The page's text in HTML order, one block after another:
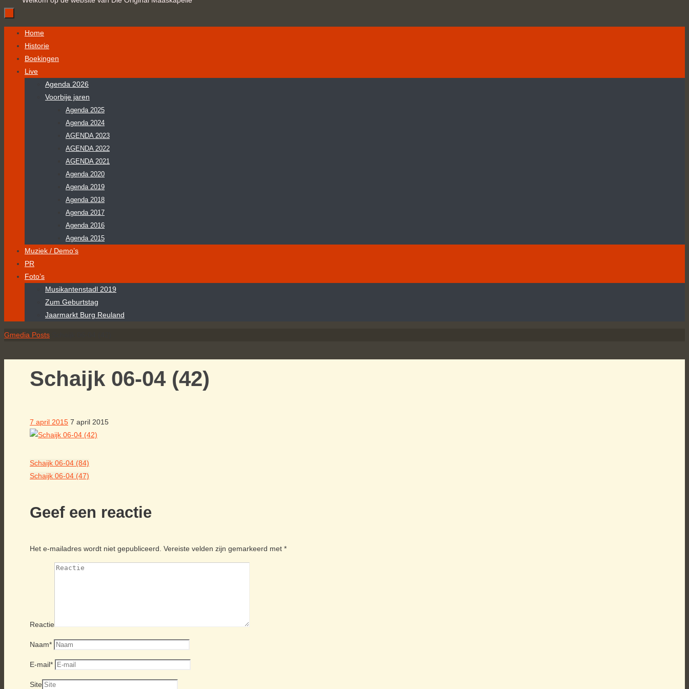
naar
inhoud
Home
Historie
Boekingen
Live
Agenda 2026
Voorbije jaren
Agenda 2025
Agenda 2024
AGENDA 2023
AGENDA 2022
AGENDA 2021
Agenda 2020
Agenda 2019
Agenda 2018
Agenda 2017
Agenda 2016
Agenda 2015
Muziek / Demo’s
PR
Foto’s
Musikantenstadl 2019
Zum Geburtstag
Jaarmarkt Burg Reuland
Home
Gmedia Posts
Schaijk 06-04 (42)
7 april 2015 7 april 2015
Schaijk 06-04 (84)
Schaijk 06-04 (47)
Geef een reactie
Het e-mailadres wordt niet gepubliceerd. Vereiste velden zijn gemarkeerd met *
Reactie
Naam*
E-mail*
Site